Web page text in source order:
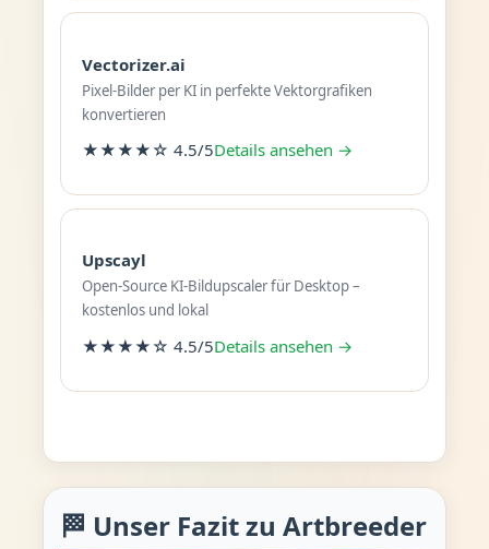
Vectorizer.ai
Pixel-Bilder per KI in perfekte Vektorgrafiken
konvertieren
★★★★☆ 4.5/5Details ansehen →
Upscayl
Open-Source KI-Bildupscaler für Desktop –
kostenlos und lokal
★★★★☆ 4.5/5Details ansehen →
🏁 Unser Fazit zu Artbreeder